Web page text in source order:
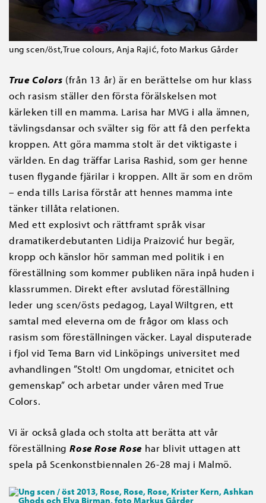
ung scen/öst,True colours, Anja Rajić, foto Markus Gårder
True Colors (från 13 år) är en berättelse om hur klass
och rasism ställer den första förälskelsen mot
kärleken till en mamma. Larisa har MVG i alla ämnen,
tävlingsdansar och svälter sig för att få den perfekta
kroppen. Att göra mamma stolt är det viktigaste i
världen. En dag träffar Larisa Rashid, som ger henne
tusen flygande fjärilar i kroppen. Allt är som en dröm
– enda tills Larisa förstår att hennes mamma inte
tänker tillåta relationen.
Med ett explosivt och rättframt språk visar
dramatikerdebutanten Lidija Praizović hur begär,
kropp och känslor hör samman med politik i en
föreställning som kommer publiken nära inpå huden i
klassrummen. Direkt efter avslutad föreställning
leder ung scen/östs pedagog, Layal Wiltgren, ett
samtal med eleverna om de frågor om klass och
rasism som föreställningen väcker. Layal disputerade
i fjol vid Tema Barn vid Linköpings universitet med
avhandlingen ”Stolt! Om ungdomar, etnicitet och
gemenskap” och arbetar under våren med True
Colors.
Vi är också glada och stolta att berätta att vår
föreställningRose Rose Rose har blivit uttagen att
spela på Scenkonstbiennalen 26-28 maj i Malmö.